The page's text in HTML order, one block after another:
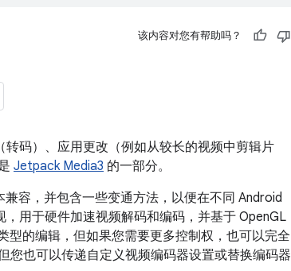
该内容对您有帮助吗？
码）、应用更改（例如从较长的视频中剪辑片
Jetpack Media3 的一部分。
容，并包含一些变通方法，以便在不同 Android
，用于硬件加速视频解码和编码，并基于 OpenGL
的编辑，但如果您需要更多控制权，也可以完全
您也可以传递自定义视频编码器设置或替换编码器